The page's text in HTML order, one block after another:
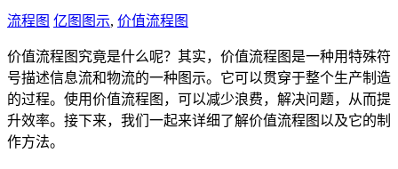
流程图 亿图图示, 价值流程图
价值流程图究竟是什么呢？其实，价值流程图是一种用特殊符
号描述信息流和物流的一种图示。它可以贯穿于整个生产制造
的过程。使用价值流程图，可以减少浪费，解决问题，从而提
升效率。接下来，我们一起来详细了解价值流程图以及它的制
作方法。